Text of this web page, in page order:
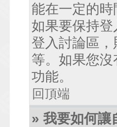
能在一定的
如果要保持
登入討論區
等。如果您
功能。
回頂端
» 我要如何讓